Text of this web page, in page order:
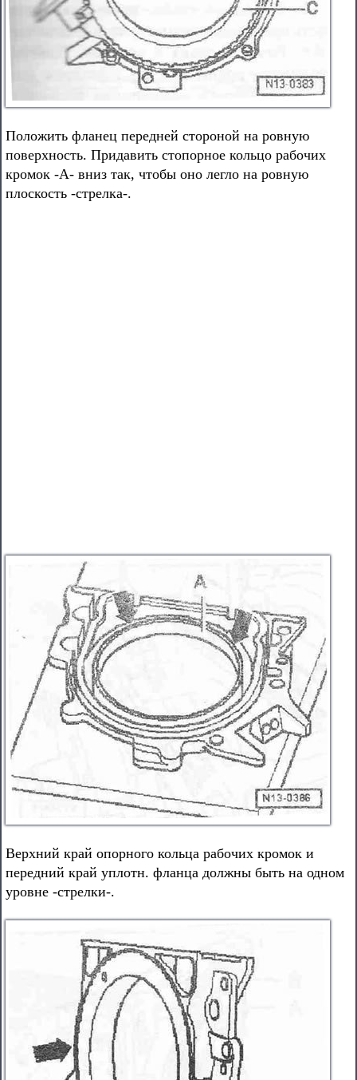
Положить фланец передней стороной на ровную
поверхность. Придавить стопорное кольцо рабочих
кромок -А- вниз так, чтобы оно легло на ровную
плоскость -стрелка-.
Верхний край опорного кольца рабочих кромок и
передний край уплотн. фланца должны быть на одном
уровне -стрелки-.